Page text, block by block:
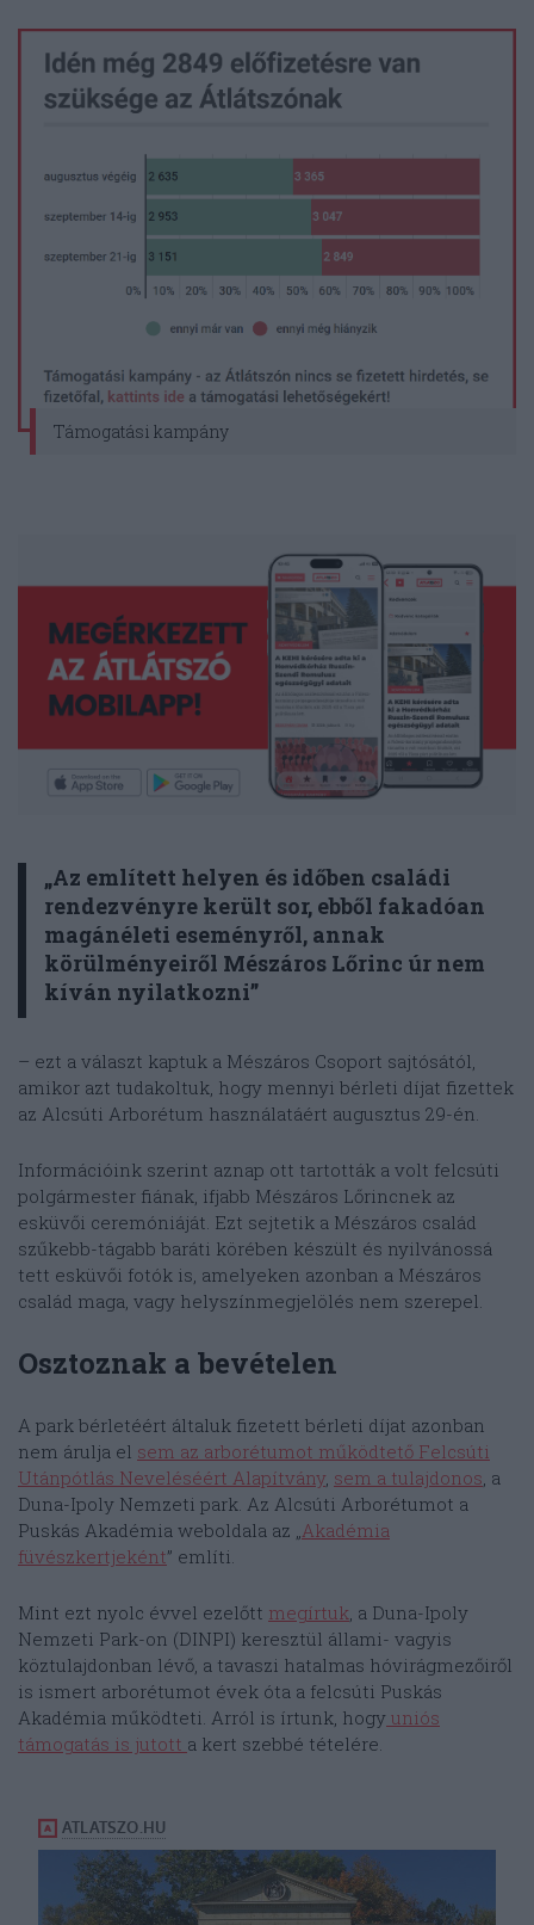
Támogatási kampány
„Az említett helyen és időben családi
rendezvényre került sor, ebből fakadóan
magánéleti eseményről, annak
körülményeiről Mészáros Lőrinc úr nem
kíván nyilatkozni”
– ezt a választ kaptuk a Mészáros Csoport sajtósától,
amikor azt tudakoltuk, hogy mennyi bérleti díjat fizettek
az Alcsúti Arborétum használatáért augusztus 29-én.
Információink szerint aznap ott tartották a volt felcsúti
polgármester fiának, ifjabb Mészáros Lőrincnek az
esküvői ceremóniáját. Ezt sejtetik a Mészáros család
szűkebb-tágabb baráti körében készült és nyilvánossá
tett esküvői fotók is, amelyeken azonban a Mészáros
család maga, vagy helyszínmegjelölés nem szerepel.
Osztoznak a bevételen
A park bérletéért általuk fizetett bérleti díjat azonban
nem árulja el sem az arborétumot működtető Felcsúti
Utánpótlás Neveléséért Alapítvány sem a tulajdonos , a
Duna-Ipoly Nemzeti park. Az Alcsúti Arborétumot a
Puskás Akadémia weboldala az „ Akadémia
füvészkertjeként” említi.
Mint ezt nyolc évvel ezelőtt megírtuk , a Duna-Ipoly
Nemzeti Park-on (DINPI) keresztül állami- vagyis
köztulajdonban lévő, a tavaszi hatalmas hóvirágmezőiről
is ismert arborétumot évek óta a felcsúti Puskás
Akadémia működteti. Arról is írtunk, hogy uniós
támogatás is jutott a kert szebbé tételére.